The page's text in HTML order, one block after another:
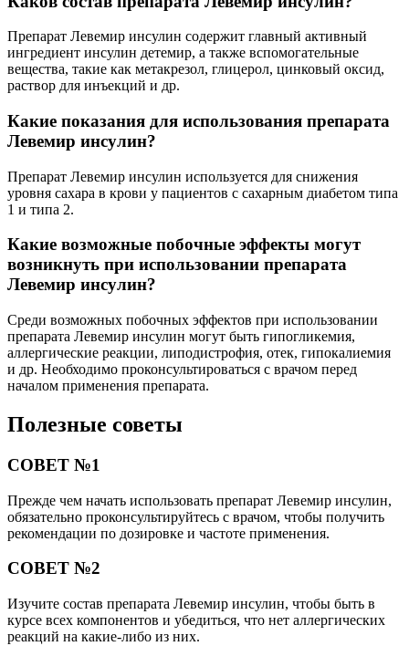
Препарат Левемир инсулин содержит главный активный
ингредиент инсулин детемир, а также вспомогательные
вещества, такие как метакрезол, глицерол, цинковый оксид,
раствор для инъекций и др.
Какие показания для использования препарата
Левемир инсулин?
Препарат Левемир инсулин используется для снижения
уровня сахара в крови у пациентов с сахарным диабетом типа
1 и типа 2.
Какие возможные побочные эффекты могут
возникнуть при использовании препарата
Левемир инсулин?
Среди возможных побочных эффектов при использовании
препарата Левемир инсулин могут быть гипогликемия,
аллергические реакции, липодистрофия, отек, гипокалиемия
и др. Необходимо проконсультироваться с врачом перед
началом применения препарата.
Полезные советы
СОВЕТ №1
Прежде чем начать использовать препарат Левемир инсулин,
обязательно проконсультируйтесь с врачом, чтобы получить
рекомендации по дозировке и частоте применения.
СОВЕТ №2
Изучите состав препарата Левемир инсулин, чтобы быть в
курсе всех компонентов и убедиться, что нет аллергических
реакций на какие-либо из них.